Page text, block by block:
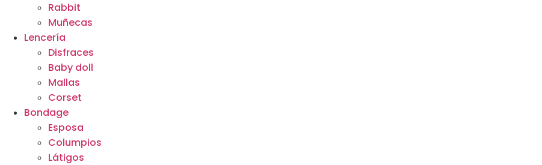
Rabbit
Muñecas
Lencería
Disfraces
Baby doll
Mallas
Corset
Bondage
Esposa
Columpios
Látigos